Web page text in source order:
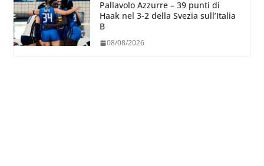
Pallavolo Azzurre – 39 punti di
Haak nel 3-2 della Svezia sull’Italia
B
08/08/2026